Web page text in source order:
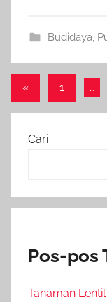
Budidaya
Paginasi
pos
«Previous
Posts
1 …
Cari
Pos-pos
Tanaman